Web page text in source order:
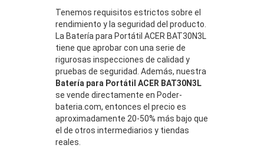
Tenemos requisitos estrictos sobre el
rendimiento y la seguridad del producto.
La Batería para Portátil ACER BAT30N3L
tiene que aprobar con una serie de
rigurosas inspecciones de calidad y
pruebas de seguridad. Además, nuestra
Batería para Portátil ACER BAT30N3L
se vende directamente en Poder-
bateria.com, entonces el precio es
aproximadamente 20-50% más bajo que
el de otros intermediarios y tiendas
reales.